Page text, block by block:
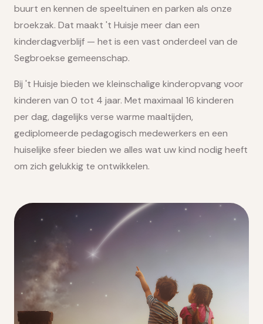
buurt en kennen de speeltuinen en parken als onze
broekzak. Dat maakt 't Huisje meer dan een
kinderdagverblijf — het is een vast onderdeel van de
Segbroekse gemeenschap.
Bij 't Huisje bieden we kleinschalige kinderopvang voor
kinderen van 0 tot 4 jaar. Met maximaal 16 kinderen
per dag, dagelijks verse warme maaltijden,
gediplomeerde pedagogisch medewerkers en een
huiselijke sfeer bieden we alles wat uw kind nodig heeft
om zich gelukkig te ontwikkelen.